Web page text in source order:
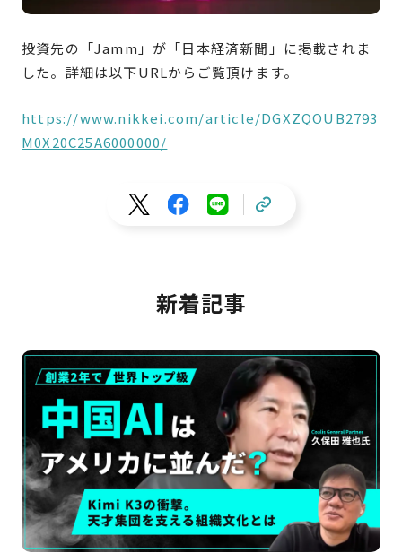
投資先の「Jamm 」が「日本経済新聞」に掲載されま
した。詳細は以下URLからご覧頂けます。
https://www.nikkei.com/article/DGXZQOUB2793
M0X20C25A6000000/
新着記事